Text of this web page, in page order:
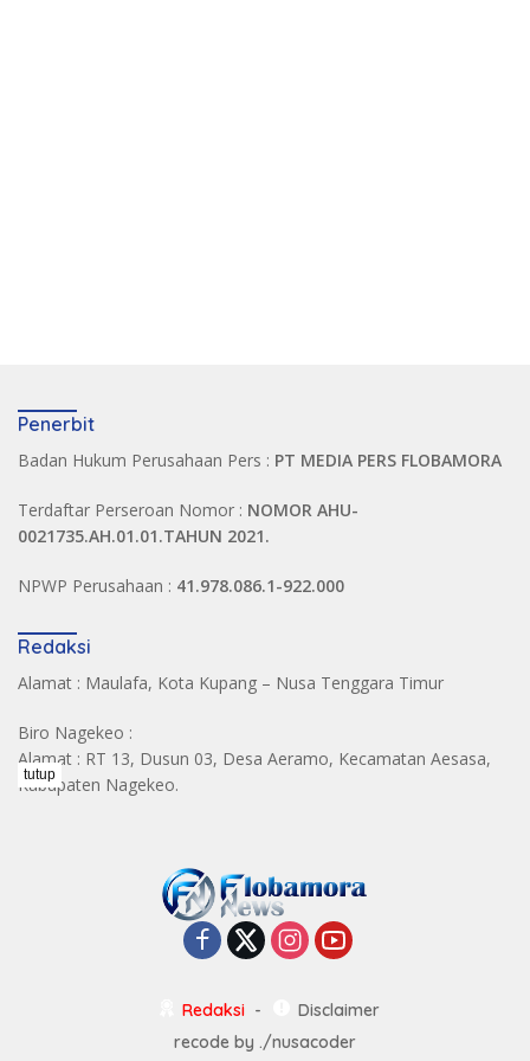
Penerbit
Badan Hukum Perusahaan Pers : PT MEDIA PERS FLOBAMORA
Terdaftar Perseroan Nomor : NOMOR AHU-
0021735.AH.01.01.TAHUN 2021.
NPWP Perusahaan : 41.978.086.1-922.000
Redaksi
Alamat : Maulafa, Kota Kupang – Nusa Tenggara Timur
Biro Nagekeo :
Alamat : RT 13, Dusun 03, Desa Aeramo, Kecamatan Aesasa,
Kabupaten Nagekeo.
Redaksi
Disclaimer
recode by ./nusacoder
tutup